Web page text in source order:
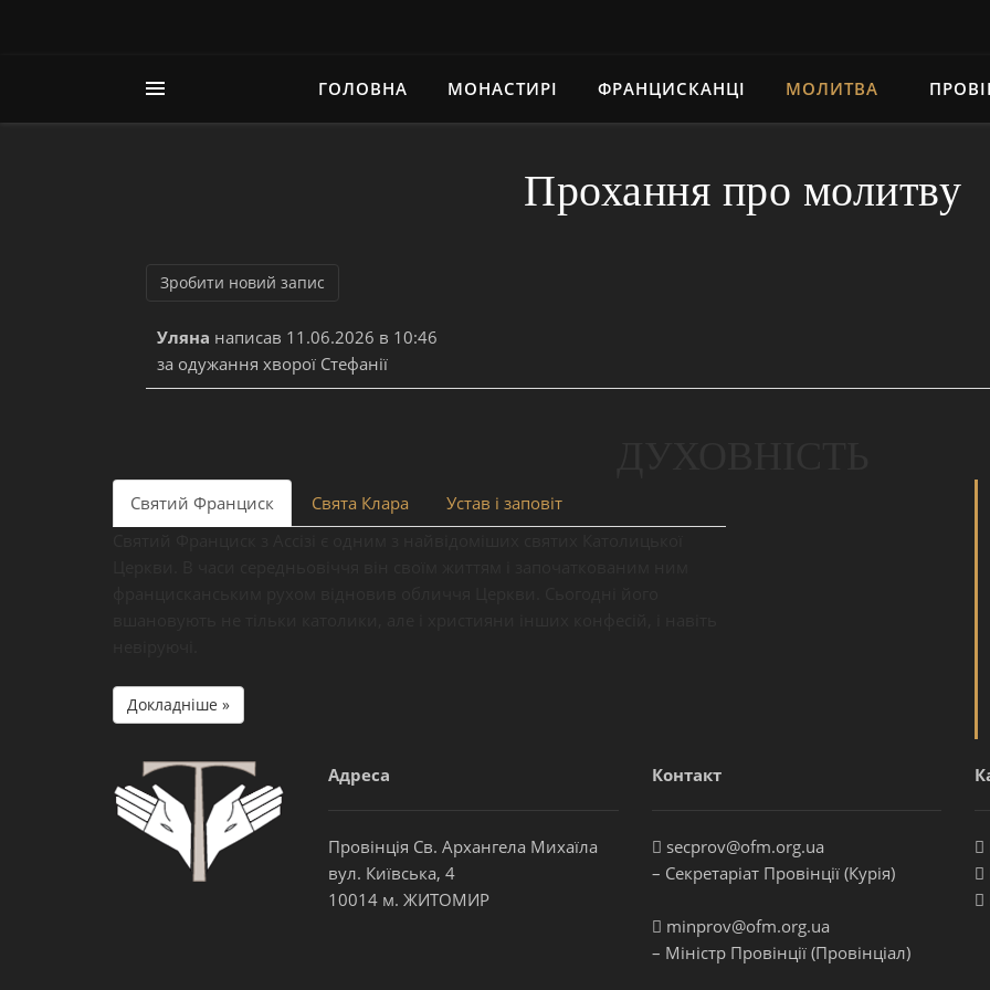
ГОЛОВНА МОНАСТИРІ ФРАНЦИСКАНЦІ МОЛИТВА
Прохання про молитву
Уляна написав 11.06.2026 в 10:46
за одужання хворої Стефанії
Святий Франциск Свята Клара
Устав і заповіт
Докладніше »
Адреса
Провінція Св. Архангела Михаїла
вул. Київська, 4
10014 м. ЖИТОМИР
Контакт
secprov@ofm.org.ua
– Секретаріат Провінції (Курія)
minprov@ofm.org.ua
– Міністр Провінції (Провінціал)